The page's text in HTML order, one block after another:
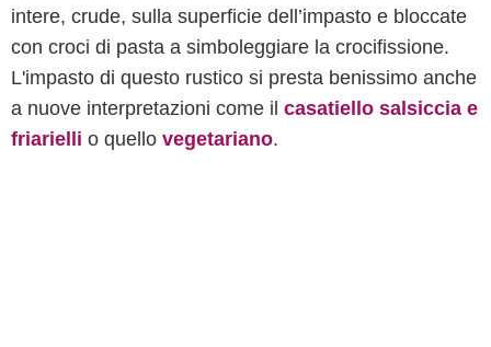
intere, crude, sulla superficie dell’impasto e bloccate
con croci di pasta a simboleggiare la crocifissione.
L'impasto di questo rustico si presta benissimo anche
a nuove interpretazioni come il casatiello salsiccia e
friarielli o quello vegetariano.